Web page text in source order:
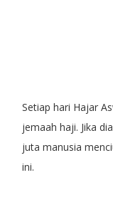
Setiap hari Hajar
jemaah haji. Jika
juta manusia
ini.